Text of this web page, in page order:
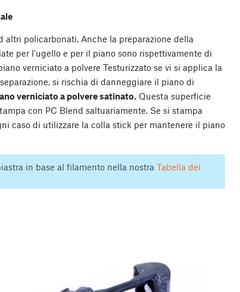
altri policarbonati. Anche la preparazione della
per l'ugello e per il piano sono rispettivamente di
verniciato a polvere Testurizzato se vi si applica la
si rischia di danneggiare il piano di
verniciato a polvere satinato. Questa superficie
con PC Blend saltuariamente. Se si stampa
caso di utilizzare la colla stick per mantenere il piano
in base al filamento nella nostra Tabella dei